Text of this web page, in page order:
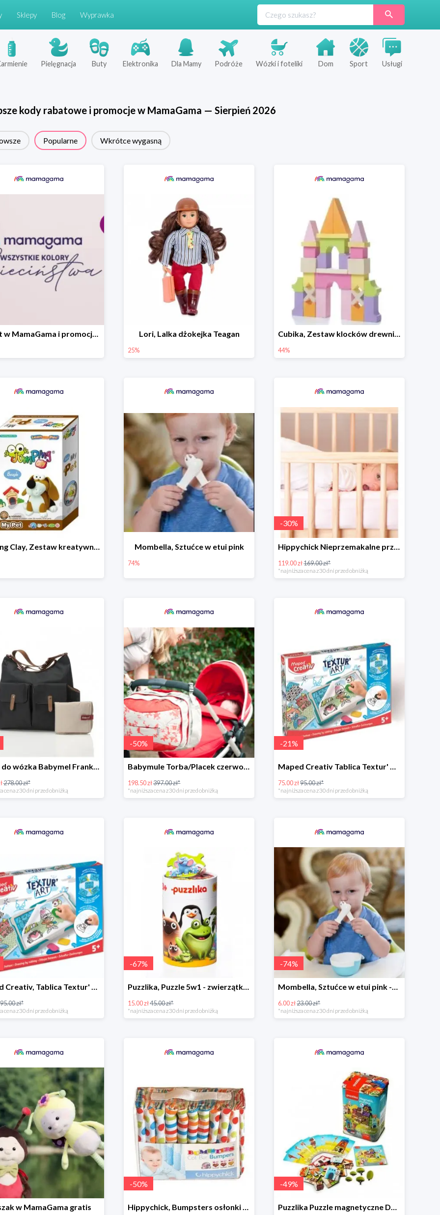
Sklepy Blog Wyprawka
Pielęgnacja Buty Elektronika Dla Mamy Podróże Wózki i foteliki Dom Sport Usługi
kody rabatowe i promocje w MamaGama — Sierpień 2026
Popularne Wkrótce wygasną
Outlet w MamaGama i promocje do -50% Lori, Lalka dżokejka Teagan
25%
Cubika, Zestaw klocków drewnianych 28 elem.
44%
Jumping Clay, Zestaw kreatywny piesek - Beagle Mombella, Sztućce w etui pink
74%
-30%
Hippychick Nieprzemakalne prześcieradło z gumką 100% Tencel
119.00 zł169.00 zł*
*najniższa cena z 30 dni przed obniżką
Torba do wózka Babymel Frankie-Black -35%
278.00 zł*
cena z 30 dni przed obniżką
-50%
Babymule Torba/Placek czerwono-szara do wózka -50%
198.50 zł397.00 zł*
*najniższa cena z 30 dni przed obniżką
-21%
Maped Creativ Tablica Textur' Art do odrysowania i teksturowania
75.00 zł95.00 zł*
*najniższa cena z 30 dni przed obniżką
Maped Creativ, Tablica Textur' Art do odrysowania i teksturowania
95.00 zł*
cena z 30 dni przed obniżką
-67%
Puzzlika, Puzzle 5w1 - zwierzątka i ich rodzice (produkt potargowy) -67%
15.00 zł45.00 zł*
*najniższa cena z 30 dni przed obniżką
-74%
Mombella, Sztućce w etui pink -74%
6.00 zł23.00 zł*
*najniższa cena z 30 dni przed obniżką
w MamaGama gratis
-50%
Hippychick, Bumpsters osłonki na szczebelki -50%
-49%
Puzzlika Puzzle magnetyczne Domki -49%